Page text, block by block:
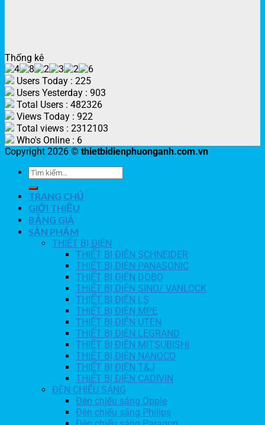
Thống kê
Users Today : 225
Users Yesterday : 903
Total Users : 482326
Views Today : 922
Total views : 2312103
Who's Online : 6
Copyright 2026 © thietbidienphuonganh.com.vn
TRANG CHỦ
GIỚI THIỆU
BẢNG GIÁ
SẢN PHẨM
THIẾT BỊ ĐIỆN
THIẾT BỊ ĐIỆN SCHNEIDER
THIẾT BỊ ĐIỆN PANASONIC
THIẾT BỊ ĐIỆN DOBO
THIẾT BỊ ĐIỆN SINO/ VANLOCK
THIẾT BỊ ĐIỆN LS
THIẾT BỊ ĐIỆN MPE
THIẾT BỊ ĐIỆN UTEN
THIẾT BỊ ĐIỆN LEGRAND
THIẾT BỊ ĐIỆN MITSUBISHI
THIẾT BỊ ĐIỆN NANOCO
THIẾT BỊ ĐIỆN T&J
THIẾT BỊ ĐIỆN CADIVIN
ĐÈN CHIẾU SÁNG
Đèn chiếu sáng Opple
Đèn chiếu sáng Philips